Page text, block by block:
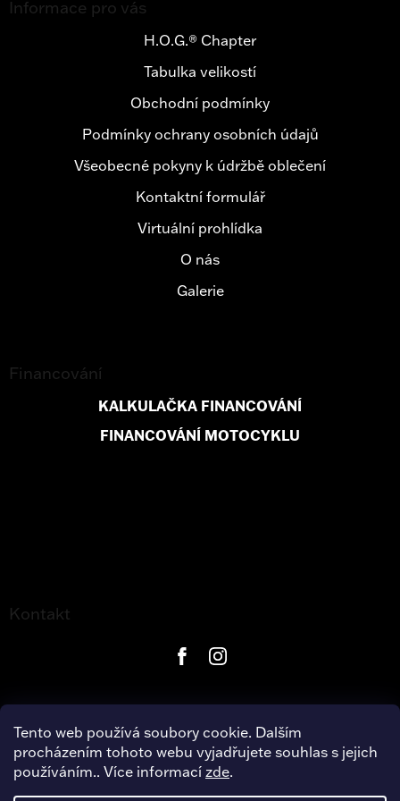
Tento web používá soubory cookie. Dalším
procházením tohoto webu vyjadřujete souhlas s jejich
používáním.. Více informací zde.
Kontakt
Informace pro vás
H.O.G.® Chapter
Tabulka velikostí
Obchodní podmínky
Podmínky ochrany osobních údajů
Všeobecné pokyny k údržbě oblečení
Kontaktní formulář
Virtuální prohlídka
O nás
Galerie
Financování
KALKULAČKA FINANCOVÁNÍ
FINANCOVÁNÍ MOTOCYKLU